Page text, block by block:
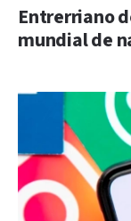
Entrerriano
mundial de